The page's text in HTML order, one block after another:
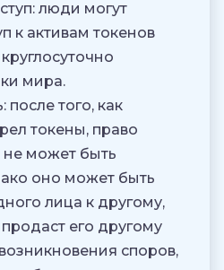
люди могут
к активам токенов
мира.
после того, как
токены, право
не может быть
оно может быть
лица к другому,
его другому
споров,